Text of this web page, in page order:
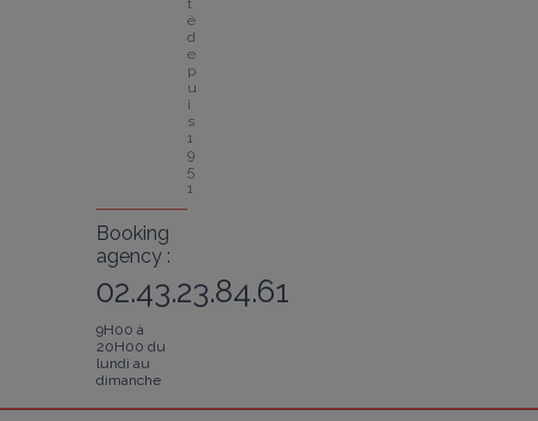
t
é
d
e
p
u
i
s
1
9
5
1
Booking
agency :
02.43.23.84.61
9H00 à
20H00 du
lundi au
dimanche